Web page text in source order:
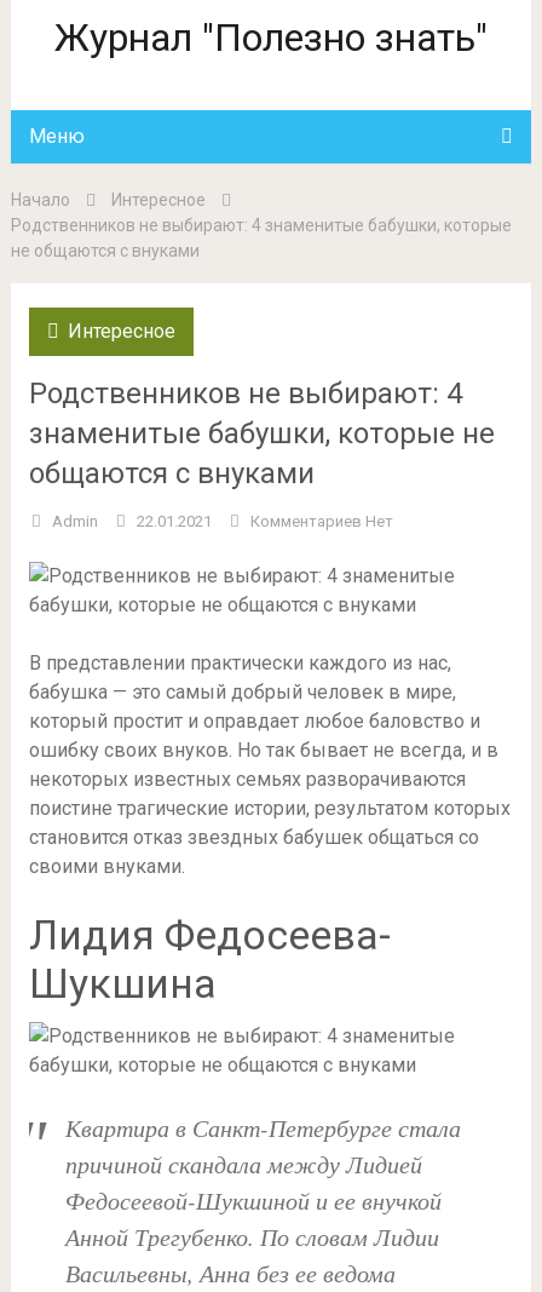
Журнал "Полезно знать"
Меню
Начало
Интересное
Родственников не выбирают: 4 знаменитые бабушки, которые
не общаются с внуками
Интересное
Родственников не выбирают: 4
знаменитые бабушки, которые не
общаются с внуками
Admin 22.01.2021 Комментариев Нет
В представлении практически каждого из нас,
бабушка — это самый добрый человек в мире,
который простит и оправдает любое баловство и
ошибку своих внуков. Но так бывает не всегда, и в
некоторых известных семьях разворачиваются
поистине трагические истории, результатом которых
становится отказ звездных бабушек общаться со
своими внуками.
Лидия Федосеева-
Шукшина
Квартира в Санкт-Петербурге стала
причиной скандала между Лидией
Федосеевой-Шукшиной и ее внучкой
Анной Трегубенко. По словам Лидии
Васильевны, Анна без ее ведома